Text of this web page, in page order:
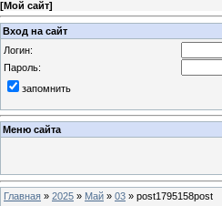
[Мой сайт]
Вход на сайт
Логин:
Пароль:
запомнить
Меню сайта
Главная » 2025 » Май » 03 » post1795158post